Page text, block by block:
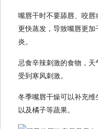
嘴唇干时不要舔唇、咬
更快蒸发，导致嘴唇更
炎。
忌食辛辣刺激的食物，
受到寒风刺激。
冬季嘴唇干燥可以补充
以及橘子等蔬果。